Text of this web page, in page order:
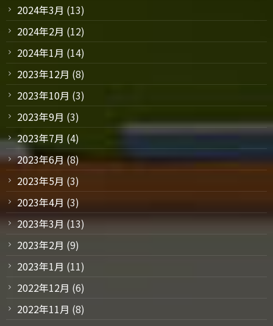
2024年3月 (13)
2024年2月 (12)
2024年1月 (14)
2023年12月 (8)
2023年10月 (3)
2023年9月 (3)
2023年7月 (4)
2023年6月(8)
2023年5月 (3)
2023年4月 (3)
2023年3月 (13)
2023年2月 (9)
2023年1月 (11)
2022年12月 (6)
2022年11月 (8)